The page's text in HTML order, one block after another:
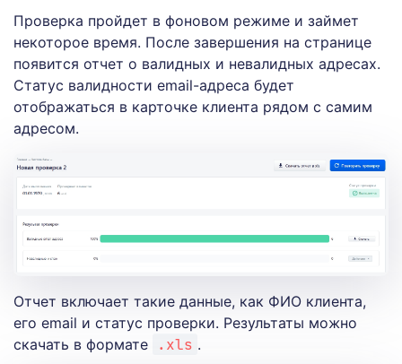
Проверка пройдет в фоновом режиме и займет
некоторое время. После завершения на странице
появится отчет о валидных и невалидных адресах.
Статус валидности email-адреса будет
отображаться в карточке клиента рядом с самим
адресом.
Отчет включает такие данные, как ФИО клиента,
его email и статус проверки. Результаты можно
скачать в формате
.xls .